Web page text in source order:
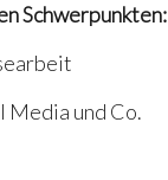
Schwerpunkten:
Media und Co.